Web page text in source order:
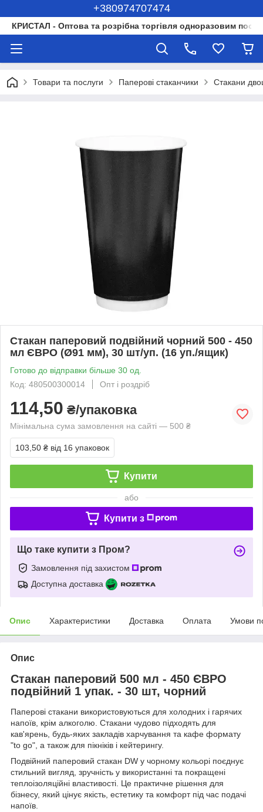
+380974707474
КРИСТАЛ - Оптова та розрібна торгівля одноразовим
Товари та послуги Паперові стаканчики Стакани
Стакан паперовий подвійний чорний 500 - 450
мл ЄВРО (Ø91 мм), 30 шт/уп. (16 уп./ящик)
Готово до відправки більше 30 од.
Код: 480500300014
Опт і роздріб
114,50 ₴/упаковка
Мінімальна сума замовлення на сайті — 500 ₴
103,50 ₴ від 16 упаковок
Купити
або
Купити з
Що таке купити з Пром?
Замовлення під захистом
Доступна доставка
Опис Характеристики Доставка Оплата Умови
Опис
Стакан паперовий 500 мл - 450 ЄВРО
подвійний 1 упак. - 30 шт, чорний
Паперові стакани використовуються для холодних і гарячих
напоїв, крім алкоголю. Стакани чудово підходять для
кав'ярень, будь-яких закладів харчування та кафе формату
"to go", а також для пікніків і кейтерингу.
Подвійний паперовий стакан DW у чорному кольорі поєднує
стильний вигляд, зручність у використанні та покращені
теплоізоляційні властивості. Це практичне рішення для
бізнесу, який цінує якість, естетику та комфорт під час подачі
напоїв.